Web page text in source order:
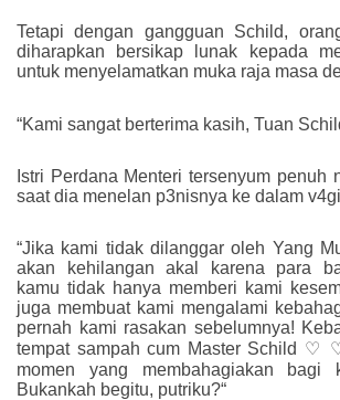
Tetapi dengan gangguan Schild,
diharapkan bersikap lunak kepada
untuk menyelamatkan muka raja masa
“Kami sangat berterima kasih, Tuan
Istri Perdana Menteri tersenyum penuh
saat dia menelan p3nisnya ke dalam
“Jika kami tidak dilanggar oleh Yang
akan kehilangan akal karena para
kamu tidak hanya memberi kami
juga membuat kami mengalami
pernah kami rasakan sebelumnya!
tempat sampah cum Master Schild ♡
momen yang membahagiakan
Bukankah begitu, putriku?“